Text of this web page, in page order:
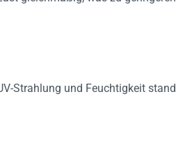
Strahlung und Feuchtigkeit stand